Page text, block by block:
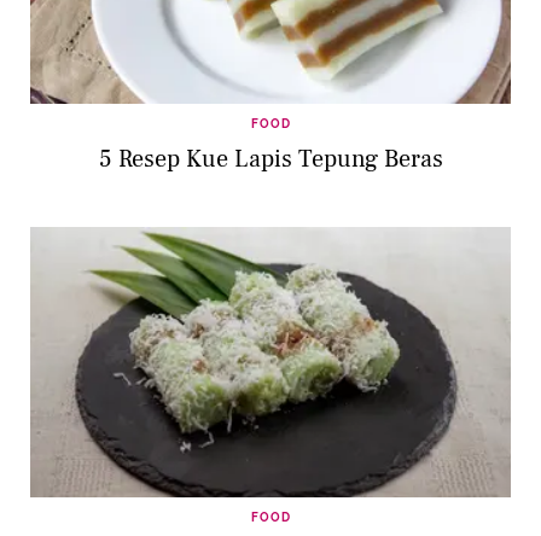
FOOD
5 Resep Kue Lapis Tepung Beras
FOOD